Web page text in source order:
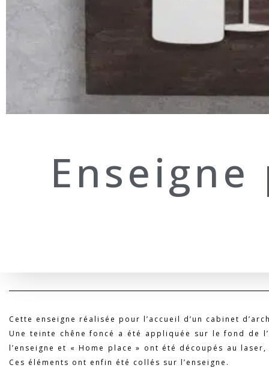
Cette enseigne réalisée pour l’accueil d’un cabinet
Une teinte chêne foncé a été appliquée sur le fond de
l’enseigne et « Home place » ont été découpés au
Ces éléments ont enfin été collés sur l’enseigne.